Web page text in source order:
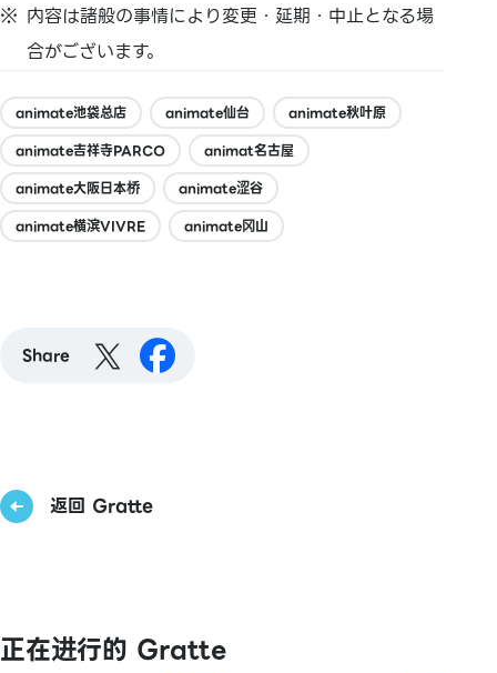
内容は諸般の事情により変更・延期・中止となる場
合がございます。
animate池袋总店 animate仙台
animate秋叶原
animate吉祥寺PARCO
animat名古屋
animate大阪日本桥
animate涩谷
animate横滨VIVRE
animate冈山
Share
返回 Gratte
正在进行的 Gratte